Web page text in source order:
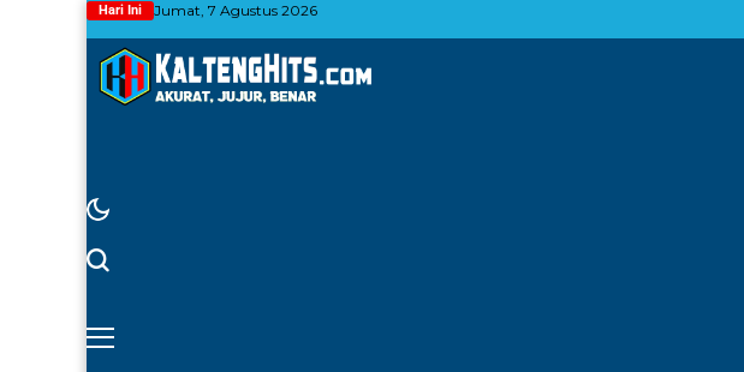
Hari Ini Jumat, 7 Agustus 2026